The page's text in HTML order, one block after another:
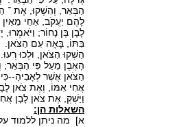
הַבְּאֵר, וְהִשְׁקוּ, אֶת ־
לָהֶם יַעֲקֹב, אַחַי
לָבָן בֶּן נָחוֹר;
בִּתּוֹ, בָּאָה עִם הַצֹּאן.
הַשְׁקוּ הַצֹּאן, וּלְכוּ
הָאֶבֶן מֵעַל פִּי הַבְּאֵר;
הַצֹּאן אֲשֶׁר לְאָבִיהָ--
אֲחִי אִמּוֹ, וְאֶת צֹאן
וַיַּשְׁקְ, אֶת צֹאן לָבָן
השאלות הן:
א] מה ניתן ללמוד